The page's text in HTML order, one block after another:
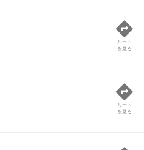
ルート
を見る
ルート
を見る